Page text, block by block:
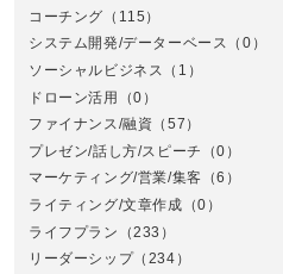
コーチング （115）
システム開発/データーベース （0）
ソーシャルビジネス （1）
ドローン活用
（0）
ファイナンス/融資 （57）
プレゼン/話し方/スピーチ
（0）
マーケティング/営業/集客 （6）
ライティング/文章作成 （0）
ライフプラン
（233）
リーダーシップ（234）